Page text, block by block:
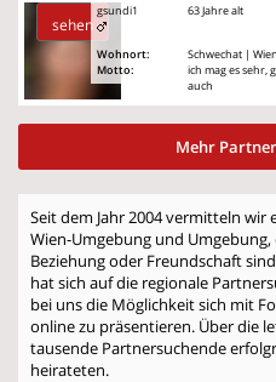
sehen
gsundi1
Wohnort:
Motto:
63 Jahre alt
Schwechat |
ich mag es sehr,
auch
Mehr
Seit dem Jahr 2004 vermitteln
Wien-Umgebung und
Beziehung oder Freundschaft
hat sich auf die regionale
bei uns die Möglichkeit sich mit
online zu präsentieren. Über die
tausende Partnersuchende
heirateten.